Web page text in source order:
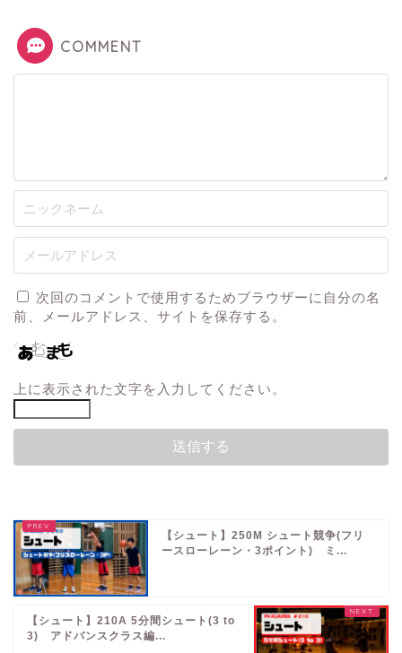
COMMENT
次回のコメントで使用するためブラウザーに自分の名
前、メールアドレス、サイトを保存する。
上に表示された文字を入力してください。
【シュート】250M シュート競争(フリ
ースローレーン・3ポイント) ミ...
【シュート】210A 5分間シュート(3 to
3) アドバンスクラス編...